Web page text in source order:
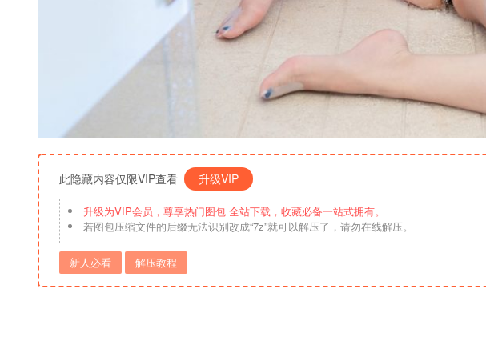
此隐藏内容仅限VIP查看 升级VIP
升级为VIP会员，尊享热门图包 全站下载，收藏必备一站式拥有。
若图包压缩文件的后缀无法识别改成“7z”就可以解压了，请勿在线解压。
新人必看 解压教程